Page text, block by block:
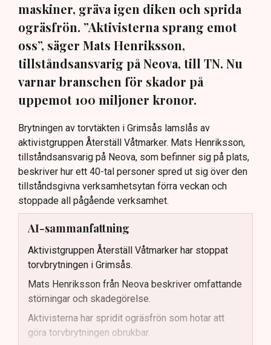
maskiner, gräva igen diken och sprida
ogräsfrön. ”Aktivisterna sprang emot
oss”, säger Mats Henriksson,
tillståndsansvarig på Neova, till TN. Nu
varnar branschen för skador på
uppemot 100 miljoner kronor.
Brytningen av torvtäkten i Grimsås lamslås av
aktivistgruppen Återställ Våtmarker. Mats Henriksson,
tillståndsansvarig på Neova, som befinner sig på plats,
beskriver hur ett 40-tal personer spred ut sig över den
tillståndsgivna verksamhetsytan förra veckan och
stoppade all pågående verksamhet.
AI-sammanfattning
Aktivistgruppen Återställ Våtmarker har stoppat
torvbrytningen i Grimsås.
Mats Henriksson från Neova beskriver omfattande
störningar och skadegörelse.
Aktivisterna har spridit ogräsfrön som hotar att
göra torvbrytningen obrukbar.